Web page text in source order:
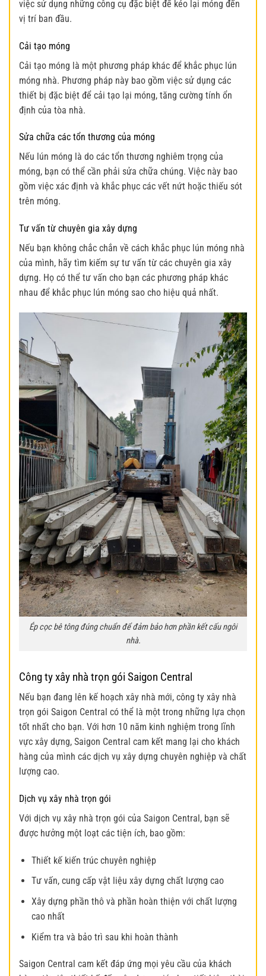
việc sử dụng những công cụ đặc biệt để kéo lại móng đến
vị trí ban đầu.
Cải tạo móng
Cải tạo móng là một phương pháp khác để khắc phục lún
móng nhà. Phương pháp này bao gồm việc sử dụng các
thiết bị đặc biệt để cải tạo lại móng, tăng cường tính ổn
định của tòa nhà.
Sửa chữa các tổn thương của móng
Nếu lún móng là do các tổn thương nghiêm trọng của
móng, bạn có thể cần phải sửa chữa chúng. Việc này bao
gồm việc xác định và khắc phục các vết nứt hoặc thiếu sót
trên móng.
Tư vấn từ chuyên gia xây dựng
Nếu bạn không chắc chắn về cách khắc phục lún móng nhà
của mình, hãy tìm kiếm sự tư vấn từ các chuyên gia xây
dựng. Họ có thể tư vấn cho bạn các phương pháp khác
nhau để khắc phục lún móng sao cho hiệu quả nhất.
Ép cọc bê tông đúng chuẩn để đảm bảo hơn phần kết cấu ngôi
nhà.
Công ty xây nhà trọn gói Saigon Central
Nếu bạn đang lên kế hoạch xây nhà mới, công ty xây nhà
trọn gói Saigon Central có thể là một trong những lựa chọn
tốt nhất cho bạn. Với hơn 10 năm kinh nghiệm trong lĩnh
vực xây dựng, Saigon Central cam kết mang lại cho khách
hàng của mình các dịch vụ xây dựng chuyên nghiệp và chất
lượng cao.
Dịch vụ xây nhà trọn gói
Với dịch vụ xây nhà trọn gói của Saigon Central, bạn sẽ
được hưởng một loạt các tiện ích, bao gồm:
Thiết kế kiến trúc chuyên nghiệp
Tư vấn, cung cấp vật liệu xây dựng chất lượng cao
Xây dựng phần thô và phần hoàn thiện với chất lượng
cao nhất
Kiểm tra và bảo trì sau khi hoàn thành
Saigon Central cam kết đáp ứng mọi yêu cầu của khách